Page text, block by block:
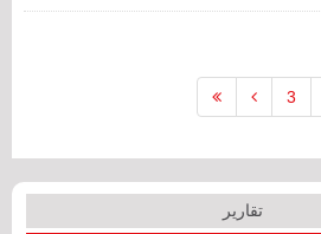
أحمد السلوم
3
تقارير